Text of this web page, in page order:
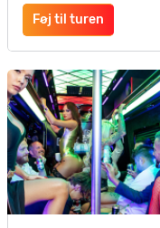
Føj til turen